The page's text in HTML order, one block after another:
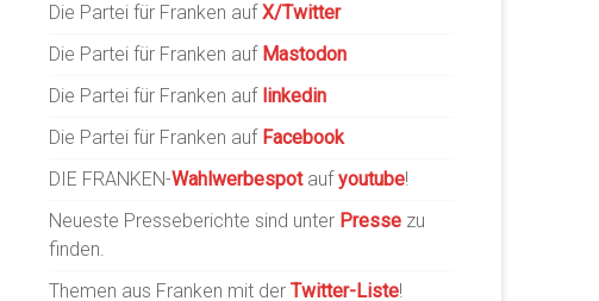
Die Partei für Franken aufX/Twitter
Die Partei für Franken auf Mastodon
Die Partei für Franken auf linkedin
Die Partei für Franken auf Facebook
DIE FRANKEN-Wahlwerbespotaufyoutube!
Neueste Presseberichte sind unter Presse zu
finden.
Themen aus Franken mit derTwitter-Liste!